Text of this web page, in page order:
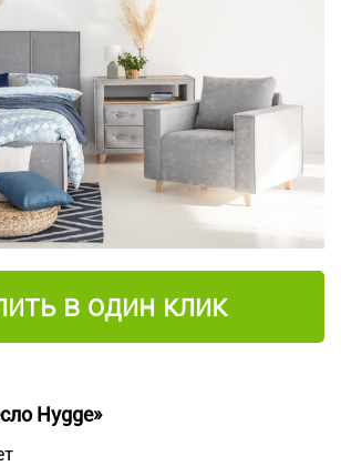
в один клик
Hygge»